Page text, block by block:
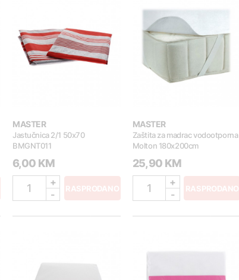
MASTER
Jastučnica 2/1 50x70
BMGNT011
6,00 KM
1
+
-
RASPRODANO
MASTER
Zaštita za madrac vodootporna
Molton 180x200cm
25,90 KM
1
+
-
RASPRODANO